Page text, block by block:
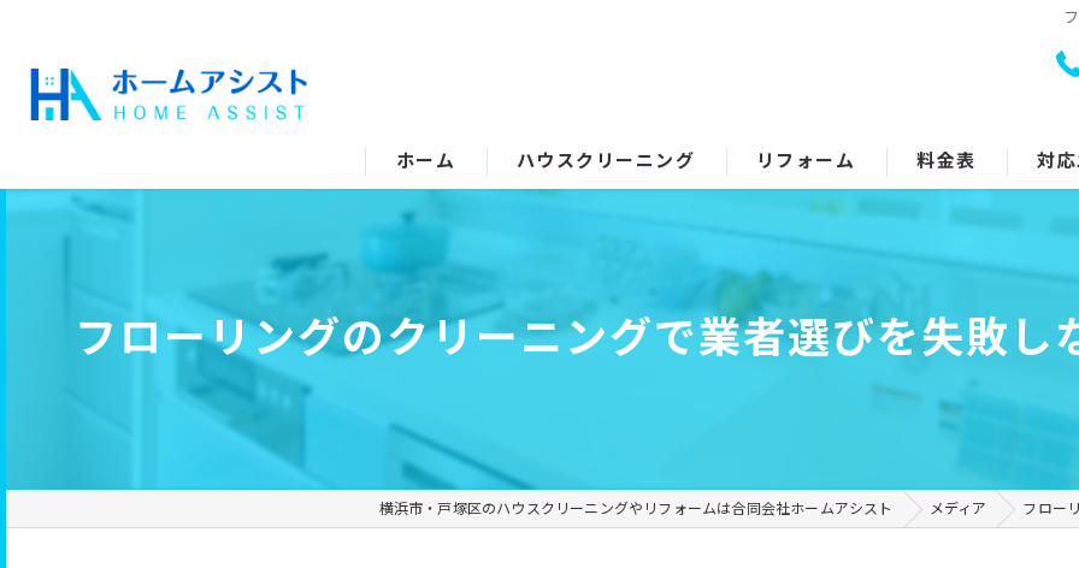
ホーム ハウスクリーニング
エアコンクリーニング
洗面所
リフォーム
浴室リフォーム
その他のリフォーム
料金表 対
フローリングのクリーニングで業者選びを失敗し
横浜市・戸塚区のハウスクリーニングやリフォームは合同会社ホームアシスト メディア フロー